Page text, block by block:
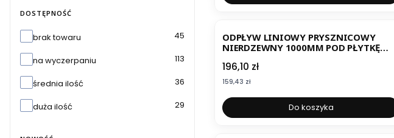
DOSTĘPNOŚĆ
Dostępność
brak towaru 45
na wyczerpaniu 113
średnia ilość 36
duża ilość 29
ODPŁYW LINIOWY PRYSZNICOWY
NIERDZEWNY 1000MM POD PŁYTKĘ
Cena
196,10 zł
Cena
159,43 zł
Do koszyka